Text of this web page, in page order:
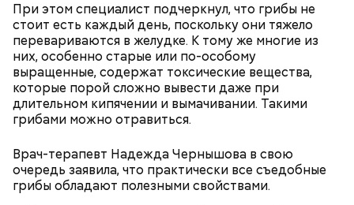
При этом специалист подчеркнул, что грибы не
стоит есть каждый день, поскольку они тяжело
перевариваются в желудке. К тому же многие из
них, особенно старые или по-особому
выращенные, содержат токсические вещества,
которые порой сложно вывести даже при
длительном кипячении и вымачивании. Такими
грибами можно отравиться.
Врач-терапевт Надежда Чернышова в свою
очередь заявила, что практически все съедобные
грибы обладают полезными свойствами.
— В дыне содержится много сахара, который
представлен фруктозой. С одной стороны — это
хорошо, потому что дает энергию. Но важно
помнить, что сладкими дынями не нужно сильно
увлекаться, так же как и арбузами, людям с
сахарным диабетом и лишним весом, —
подчеркнула доктор.